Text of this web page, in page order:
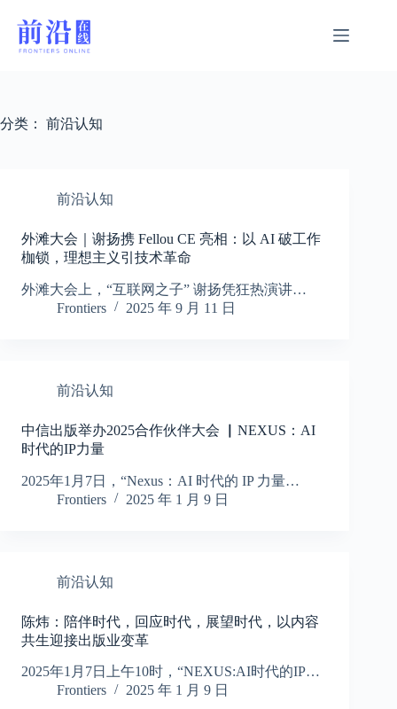
分类： 前沿认知
前沿认知
外滩大会｜谢扬携 Fellou CE 亮相：以 AI 破工作
枷锁，理想主义引技术革命
外滩大会上，“互联网之子” 谢扬凭狂热演讲…
Frontiers
2025 年 9 月 11 日
前沿认知
中信出版举办2025合作伙伴大会 ▏NEXUS：AI
时代的IP力量
2025年1月7日，“Nexus：AI 时代的 IP 力量…
Frontiers
2025 年 1 月 9 日
前沿认知
陈炜：陪伴时代，回应时代，展望时代，以内容
共生迎接出版业变革
2025年1月7日上午10时，“NEXUS:AI时代的IP…
Frontiers
2025 年 1 月 9 日